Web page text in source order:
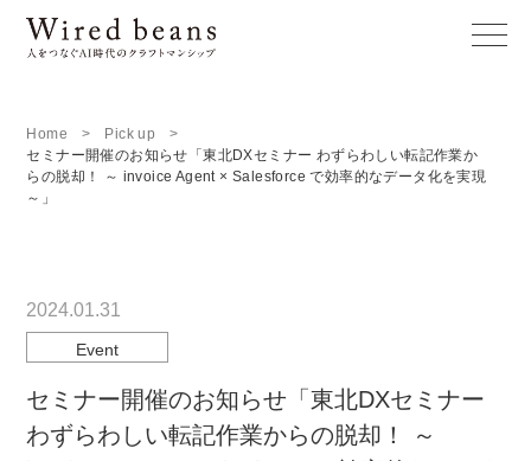
Home
Pick up
セミナー開催のお知らせ「東北DXセミナー わずらわしい転記作業か
らの脱却！ ～ invoice Agent × Salesforce で効率的なデータ化を実現
～」
2024.01.31
Event
セミナー開催のお知らせ「東北DXセミナー
わずらわしい転記作業からの脱却！ ～